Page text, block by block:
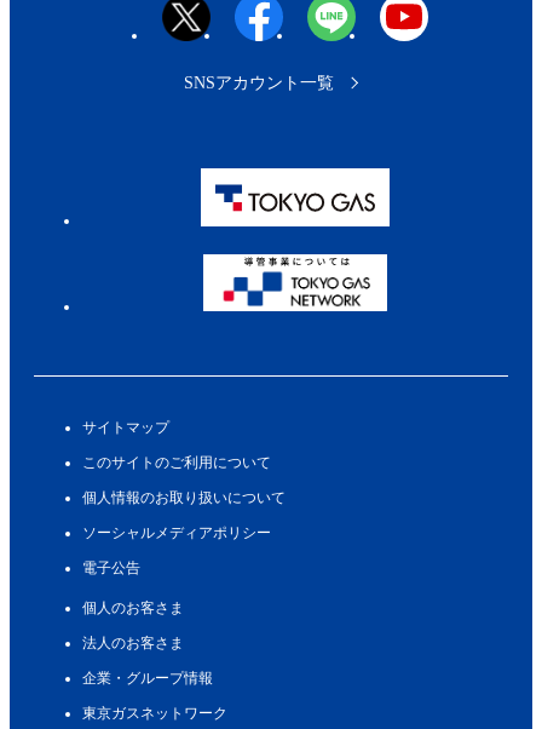
サイトマップ
このサイトのご利用について
個人情報のお取り扱いについて
ソーシャルメディアポリシー
電子公告
個人のお客さま
法人のお客さま
企業・グループ情報
東京ガスネットワーク
SNSアカウント一覧